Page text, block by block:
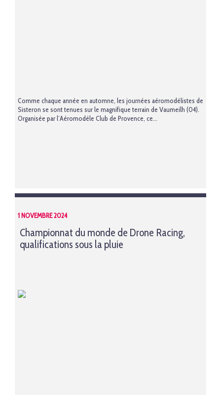
Comme chaque année en automne, les journées aéromodélistes de
Sisteron se sont tenues sur le magnifique terrain de Vaumeilh (04).
Organisée par l’Aéromodèle Club de Provence, ce...
1 NOVEMBRE 2024
Championnat du monde de Drone Racing,
qualifications sous la pluie